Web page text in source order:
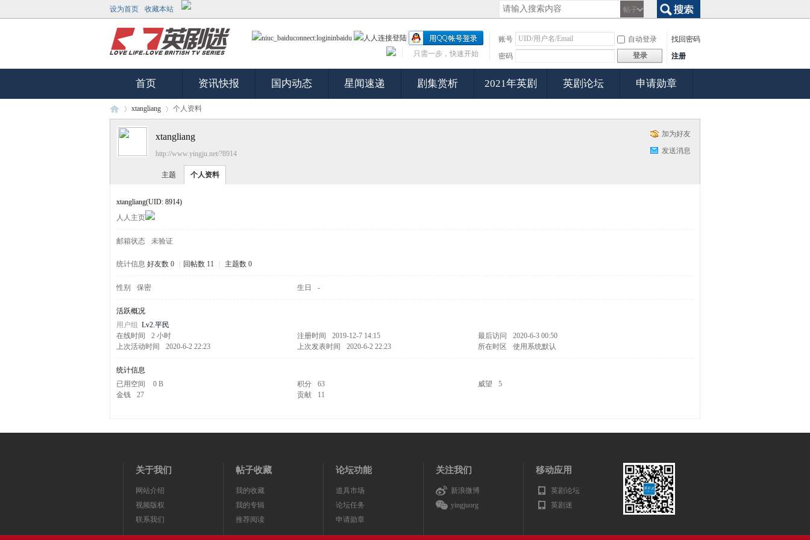
设为首页 收藏本站
帖子
账号
自动登录
找回密码
密码
登录 注册
只需一步，快速开始
首页 资讯快报 国内动态 星闻速递 剧集赏析 2021年英剧 英剧论坛 申请勋章
xtangliang
›
个人资料
加为好友
发送消息
xtangliang
http://www.yingju.net/?8914
主题 个人资料
xtangliang(UID: 8914)
人人主页
邮箱状态 未验证
统计信息 好友数 0 回帖数 11 主题数 0
性别 保密 生日 -
活跃概况
用户组 Lv2.平民
在线时间
2 小时 注册时间 2019-12-7 14:15 最后访问
2020-6-3 00:50
上次活动时间
2020-6-2 22:23 上次发表时间 2020-6-2 22:23 所在时区 使用系统默认
统计信息
已用空间
0 B 积分 63 威望
5
金钱
27 贡献 11
关于我们
网站介绍
视频版权
联系我们
帖子收藏
我的收藏
我的专辑
推荐阅读
论坛功能
道具市场
论坛任务
申请勋章
关注我们
新浪微博
yingjuorg
移动应用
英剧论坛
英剧迷